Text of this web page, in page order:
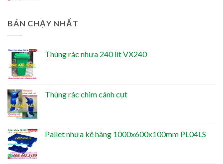
BÁN CHẠY NHẤT
Thùng rác nhựa 240 lít VX240
Thùng rác chim cánh cụt
Pallet nhựa kê hàng 1000x600x100mm PL04LS